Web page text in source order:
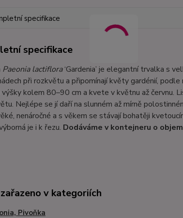
specifikace
specifikace
Paeonia lactiflora‘Gardenia’ je elegantní trvalka s
při rozkvětu a připomínají květy gardénií,
kolem 80–90 cm a kvete v květnu až červnu.
Nejlépe se jí daří na slunném až mírně
nenáročné a s věkem se stávají bohatěji
je i k řezu. Dodáváme v kontejneru o
v kategoriích
Pivoňka